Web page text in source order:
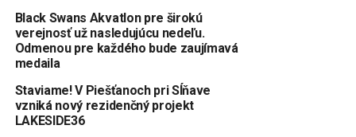
Black Swans Akvatlon pre širokú
verejnosť už nasledujúcu nedeľu.
Odmenou pre každého bude zaujímavá
medaila
Staviame! V Piešťanoch pri Sĺňave
vzniká nový rezidenčný projekt
LAKESIDE36